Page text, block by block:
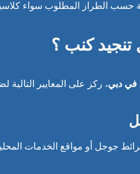
حسب الطراز المطلوب سواء
كنب ؟
في دبي، ركز على المعايير
جوجل أو مواقع الخدمات